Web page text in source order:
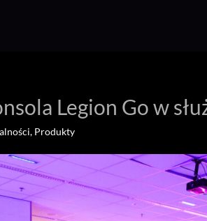
Legion Go w
, Produkty